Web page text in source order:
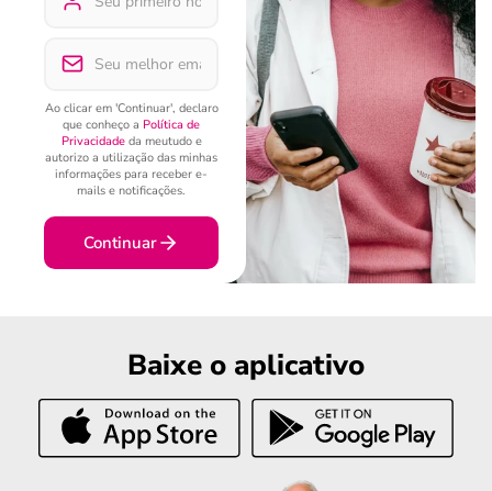
Ao clicar em 'Continuar', declaro
que conheço a Política de
Privacidadeda meutudo e
autorizo a utilização das minhas
informações para receber e-
mails e notificações.
Continuar
Baixe o aplicativo